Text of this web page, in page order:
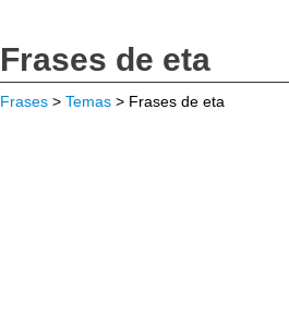
Frases de eta
Frases > Temas > Frases de eta